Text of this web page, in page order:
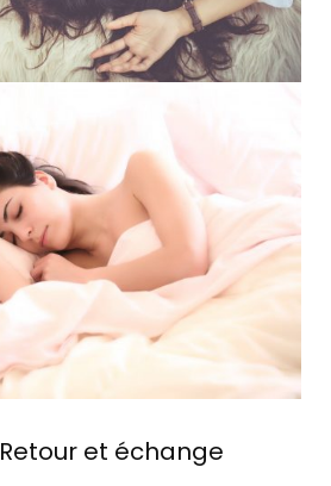
Retour et échange